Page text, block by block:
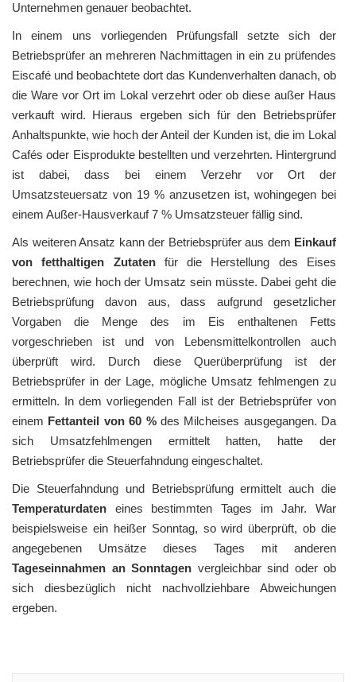
Unternehmen genauer beobachtet.
In einem uns vorliegenden Prüfungsfall setzte sich der
Betriebsprüfer an mehreren Nachmittagen in ein zu prüfendes
Eiscafé und beobachtete dort das Kundenverhalten danach, ob
die Ware vor Ort im Lokal verzehrt oder ob diese außer Haus
verkauft wird. Hieraus ergeben sich für den Betriebsprüfer
Anhaltspunkte, wie hoch der Anteil der Kunden ist, die im Lokal
Cafés oder Eisprodukte bestellten und verzehrten. Hintergrund
ist dabei, dass bei einem Verzehr vor Ort der
Umsatzsteuersatz von 19 % anzusetzen ist, wohingegen bei
einem Außer-Hausverkauf 7 % Umsatzsteuer fällig sind.
Als weiteren Ansatz kann der Betriebsprüfer aus dem Einkauf
von fetthaltigen Zutatenfür die Herstellung des Eises
berechnen, wie hoch der Umsatz sein müsste. Dabei geht die
Betriebsprüfung davon aus, dass aufgrund gesetzlicher
Vorgaben die Menge des im Eis enthaltenen Fetts
vorgeschrieben ist und von Lebensmittelkontrollen auch
überprüft wird. Durch diese Querüberprüfung ist der
Betriebsprüfer in der Lage, mögliche Umsatz fehlmengen zu
ermitteln. In dem vorliegenden Fall ist der Betriebsprüfer von
einem Fettanteil von 60 % des Milcheises ausgegangen. Da
sich Umsatzfehlmengen ermittelt hatten, hatte der
Betriebsprüfer die Steuerfahndung eingeschaltet.
Die Steuerfahndung und Betriebsprüfung ermittelt auch die
Temperaturdaten eines bestimmten Tages im Jahr. War
beispielsweise ein heißer Sonntag, so wird überprüft, ob die
angegebenen Umsätze dieses Tages mit anderen
Tageseinnahmen an Sonntagen vergleichbar sind oder ob
sich diesbezüglich nicht nachvollziehbare Abweichungen
ergeben.